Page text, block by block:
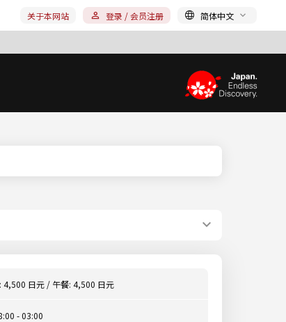
关于本网站 登录 / 会员注册 简体中文
4,500 日元 / 午餐: 4,500 日元
- 03:00